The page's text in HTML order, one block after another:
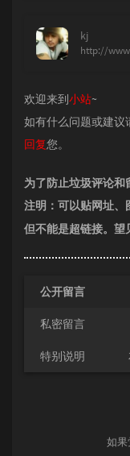
kj
http://
欢迎来到小站~
如有什么问题或建议
回复您。
为了防止垃圾评论和
注明：可以贴网址、
但不能是超链接。望
公开留言
私密留言
特别说明
如